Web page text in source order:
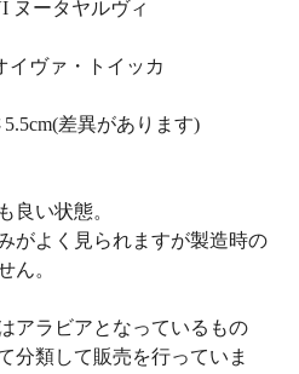
ヌータヤルヴィ
イヴァ・トイッカ
差異があります)
良い状態。
がよく見られますが製造時の
ん。
アラビアとなっているもの
分類して販売を行っていま